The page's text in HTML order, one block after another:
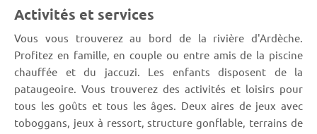
Activités et services
Vous vous trouverez au bord de la rivière d'Ardèche.
Profitez en famille, en couple ou entre amis de la piscine
chauffée et du jaccuzi. Les enfants disposent de la
pataugeoire. Vous trouverez des activités et loisirs pour
tous les goûts et tous les âges. Deux aires de jeux avec
toboggans, jeux à ressort, structure gonflable, terrains de